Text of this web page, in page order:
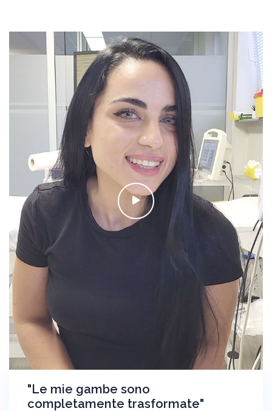
"Le mie gambe sono
completamente trasformate"